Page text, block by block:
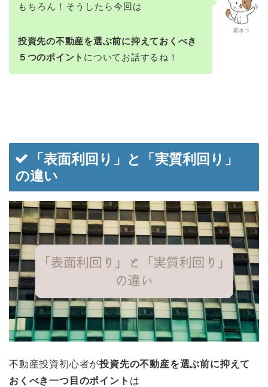
家ネコ
もちろん！そうしたら今回は
投資先の不動産を選ぶ前に抑えておくべき
５つのポイント についてお話するね！
「表面利回り」と「実質利回り」
の違い
不動産投資初心者が投資先の不動産を選ぶ前に抑えて
おくべき一つ目のポイント は